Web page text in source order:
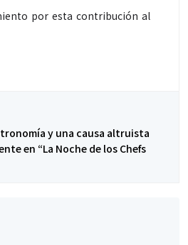
por esta contribución al
y una causa altruista
en “La Noche de los Chefs
la tradición en un
para todos